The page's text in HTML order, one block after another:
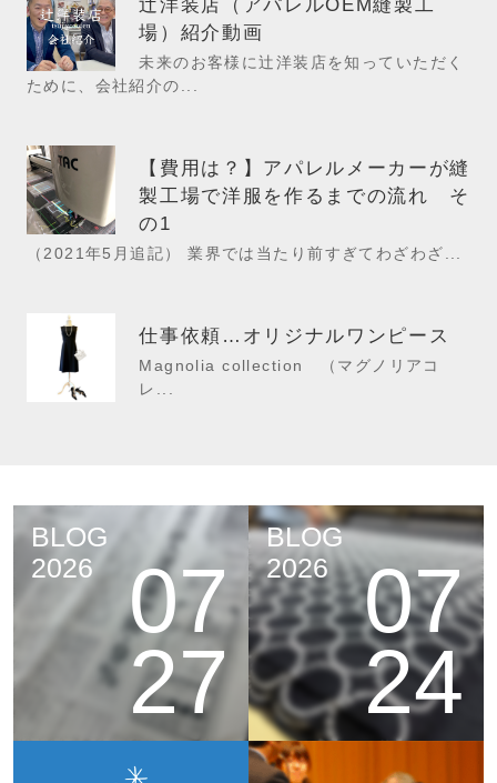
辻洋装店（アパレルOEM縫製工
場）紹介動画
未来のお客様に辻洋装店を知っていただく
ために、会社紹介の...
【費用は？】アパレルメーカーが縫
製工場で洋服を作るまでの流れ そ
の1
（2021年5月追記） 業界では当たり前すぎてわざわざ...
仕事依頼…オリジナルワンピース
Magnolia collection （マグノリアコ
レ...
BLOG
2026
07
27
BLOG
2026
07
24